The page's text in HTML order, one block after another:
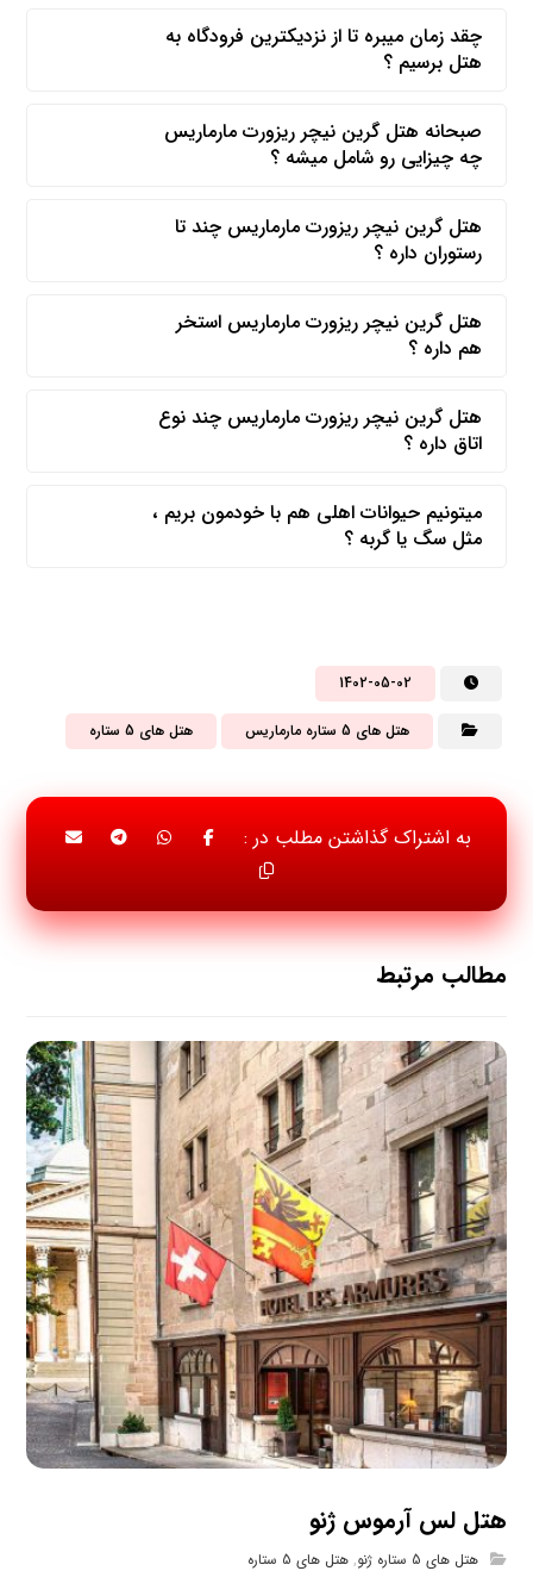
چقد زمان میبره تا از نزدیکترین فرودگاه به
هتل برسیم ؟
صبحانه هتل گرین نیچر ریزورت مارماریس
چه چیزایی رو شامل میشه ؟
هتل گرین نیچر ریزورت مارماریس چند تا
رستوران داره ؟
هتل گرین نیچر ریزورت مارماریس استخر
هم داره ؟
هتل گرین نیچر ریزورت مارماریس چند نوع
اتاق داره ؟
میتونیم حیوانات اهلی هم با خودمون بریم ،
مثل سگ یا گربه ؟
1402-05-02
هتل های 5 ستاره مارماریس هتل های 5 ستاره
مطالب مرتبط
هتل لس آرموس ژنو
هتل های 5 ستاره ژنو ,هتل های 5 ستاره